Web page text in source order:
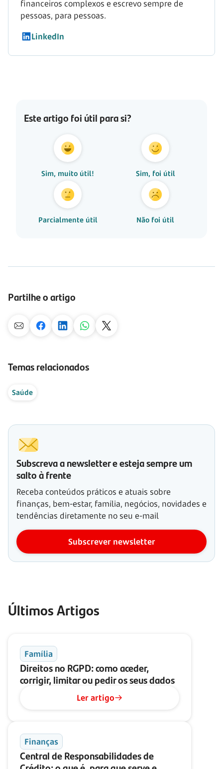
financeiros complexos e escrevo sempre de
pessoas, para pessoas.
LinkedIn
Este artigo foi útil para si?
Sim, muito útil! Sim, foi útil
Parcialmente útil Não foi útil
Partilhe o artigo
Temas relacionados
Saúde
Subscreva a newsletter e esteja sempre um
salto à frente
Receba conteúdos práticos e atuais sobre
finanças, bem-estar, família, negócios, novidades e
tendências diretamente no seu e-mail
Subscrever newsletter
Últimos Artigos
Família
Direitos no RGPD: como aceder,
corrigir, limitar ou pedir os seus dados
Ler artigo
Finanças
Central de Responsabilidades de